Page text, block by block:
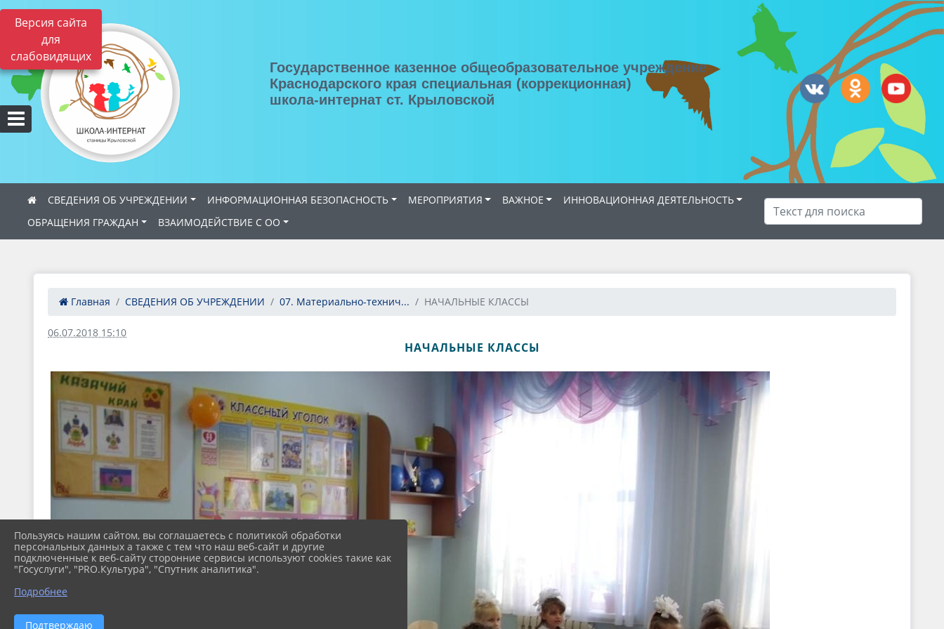
Версия сайта
для
слабовидящих
Государственное казенное общеобразовательное учреждение
Краснодарского края специальная (коррекционная)
школа-интернат ст. Крыловской
СВЕДЕНИЯ ОБ УЧРЕЖДЕНИИ ИНФОРМАЦИОННАЯ БЕЗОПАСНОСТЬ МЕРОПРИЯТИЯ ВАЖНОЕ
ИННОВАЦИОННАЯ ДЕЯТЕЛЬНОСТЬ
ОБРАЩЕНИЯ ГРАЖДАН
ВЗАИМОДЕЙСТВИЕ С ОО
Главная СВЕДЕНИЯ ОБ УЧРЕЖДЕНИИ 07. Материально-технич... НАЧАЛЬНЫЕ КЛАССЫ
06.07.2018 15:10
НАЧАЛЬНЫЕ КЛАССЫ
Пользуясь нашим сайтом, вы соглашаетесь с политикой обработки
персональных данных а также с тем что наш веб-сайт и другие
подключенные к веб-сайту сторонние сервисы используют cookies такие как
"Госуслуги", "PRO.Культура", "Спутник аналитика".
Подробнее
Подтверждаю